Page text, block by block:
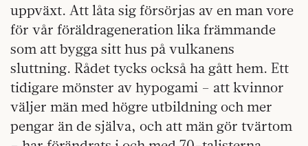
uppväxt. Att låta sig försörjas av en man vore
för vår föräldrageneration lika främmande
som att bygga sitt hus på vulkanens
sluttning. Rådet tycks också ha gått hem. Ett
tidigare mönster av hypogami – att kvinnor
väljer män med högre utbildning och mer
pengar än de själva, och att män gör tvärtom